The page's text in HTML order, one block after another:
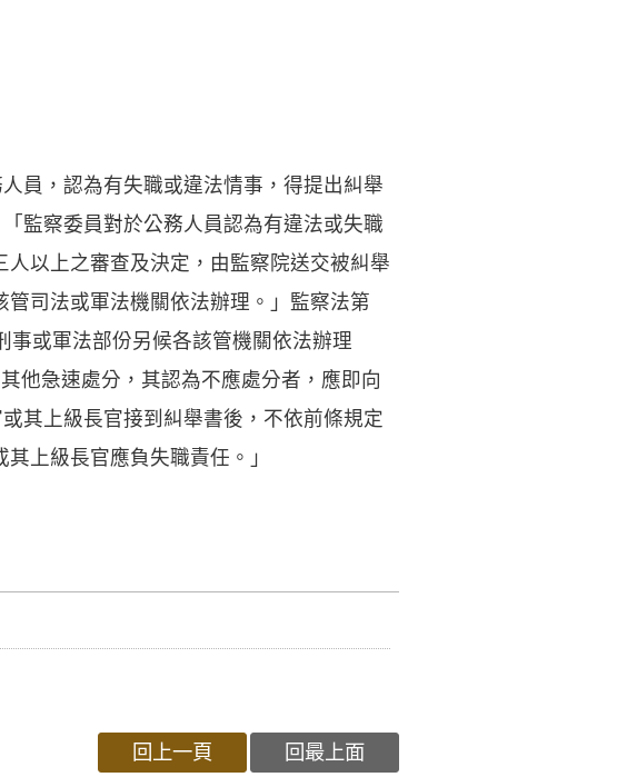
員，認為有失職或違法情事，得提出糾舉
監察委員對於公務人員認為有違法或失職
以上之審查及決定，由監察院送交被糾舉
司法或軍法機關依法辦理。」監察法第
事或軍法部份另候各該管機關依法辦理
他急速處分，其認為不應處分者，應即向
其上級長官接到糾舉書後，不依前條規定
上級長官應負失職責任。」
回上一頁 回最上面